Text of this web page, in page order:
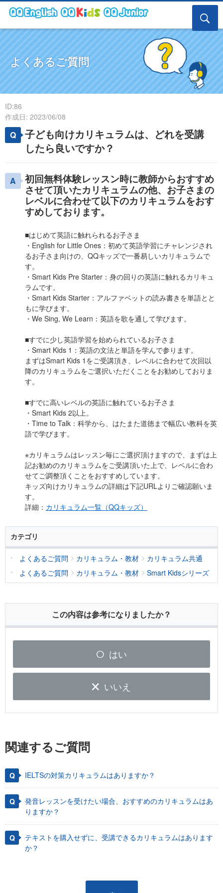
よくあるご質問
ID:86
作成日: 2023/06/08
子ども向けカリキュラムは、どれを受講
したら良いですか？
初回無料体験レッスン時に教師からおすすめ
させて頂いたカリキュラムの他、 お子さまの
レベルに合わせて以下のカリキュラムをおす
すめしております。
■はじめて英語に触れられるお子さま
・English for Little Ones：初めて英語学習にチャレンジされ
るお子さま向けの、QQキッズで一番易しいカリキュラムで
す。
・Smart Kids Pre Starter：身の回りの英語に触れるカリキュ
ラムです。
・Smart Kids Starter：アルファベットの読み書きを単語とと
もに学びます。
・We Sing, We Learn：英語を歌を通して学びます。
■すでに少し英語学習を始められているお子さま
・Smart Kids 1：英語の文法と単語を学んで参ります。
まずはSmart Kids 1をご受講頂き、レベルに合わせて次回以
降のカリキュラムをご選択いただくことをお勧めしておりま
す。
■すでに高いレベルの英語に触れているお子さま
・Smart Kids 2以上。
・Time to Talk：科学から、はたまた道徳まで幅広い教科を英
語で学びます。
※カリキュラムはレッスン毎にご選択頂けますので、まずは上
記お勧めのカリキュラムをご受講頂いた上で、レベルに合わ
せてご調整頂くことをおすすめしています。
キッズ向けカリキュラムの詳細は下記URLよりご確認願いま
す。
詳細： カリキュラム一覧（QQキッズ）
カテゴリ
よくあるご質問 カリキュラム・教材
カリキュラム共通
よくあるご質問
カリキュラム・教材 Smart Kidsシリーズ
この内容は参考になりましたか？
はい
いいえ
関連するご質問
IELTSの対策カリキュラムはありますか？
発音レッスンを受けたい場合、おすすめのカリキュラムはあ
りますか？
テキストを購入せずに、受講できるカリキュラムはあります
か？